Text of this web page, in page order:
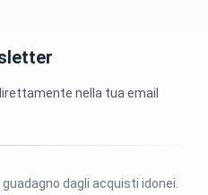
nella tua email
dagli acquisti idonei.